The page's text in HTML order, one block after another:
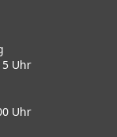
Uhr
Uhr